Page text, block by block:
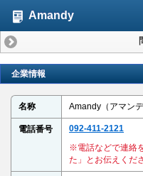
Amandy
企業情報
名称 Amandy（アマンデ
電話番号
092-411-2121
※電話などで連絡
た」とお伝えくだ